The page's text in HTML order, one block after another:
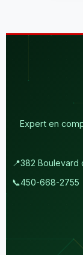
Expert en
📍382 Boulevard
📞450-668-2755